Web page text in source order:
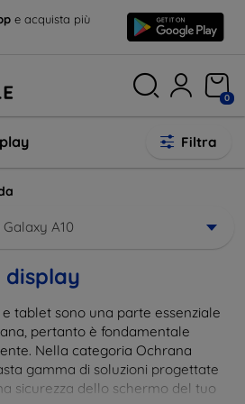
e acquista più
0
Filtra
A10
display
tablet sono una parte essenziale
pertanto è fondamentale
Nella categoria Ochrana
gamma di soluzioni progettate
sicurezza dello schermo del tuo